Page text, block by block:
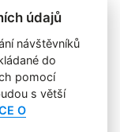
znění licenčních
údajů
návštěvníků
do
pomocí
s větší
O